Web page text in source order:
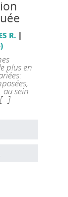
R. |
plus en
au sein